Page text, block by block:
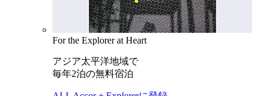
For the Explorer at Heart
アジア太平洋地域で
毎年2泊の無料宿泊